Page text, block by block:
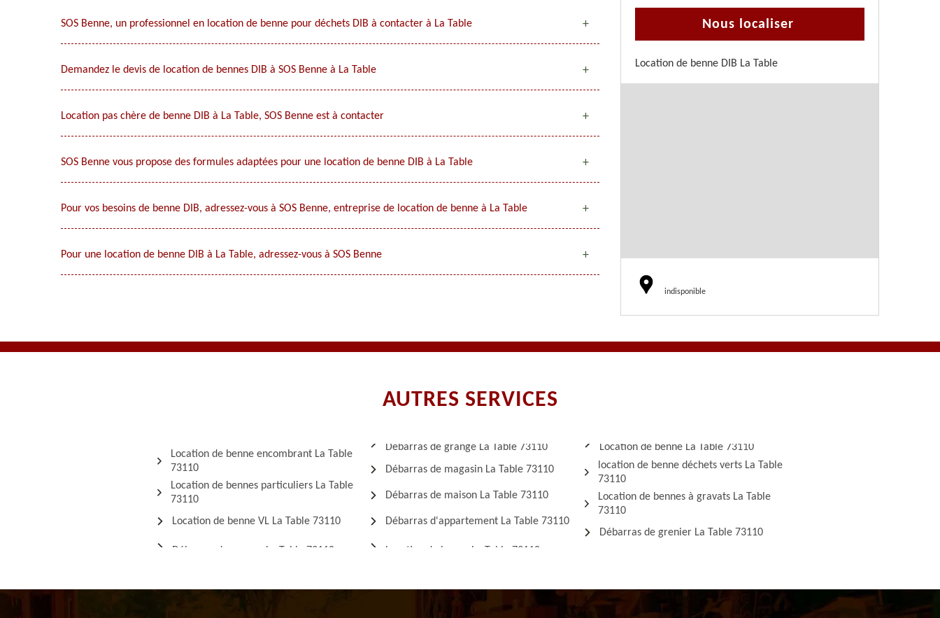
SOS Benne, un professionnel en location de benne pour déchets DIB à contacter à La Table
Demandez le devis de location de bennes DIB à SOS Benne à La Table
Location pas chère de benne DIB à La Table, SOS Benne est à contacter
SOS Benne vous propose des formules adaptées pour une location de benne DIB à La Table
Pour vos besoins de benne DIB, adressez-vous à SOS Benne, entreprise de location de benne à La Table
Pour une location de benne DIB à La Table, adressez-vous à SOS Benne
Nous localiser
Location de benne DIB La Table
indisponible
AUTRES SERVICES
Location de benne encombrant La Table
73110
Location de bennes particuliers La Table
73110
Location de benne VL La Table 73110
Débarras de grange La Table 73110
Débarras de magasin La Table 73110
Débarras de maison La Table 73110
Débarras d'appartement La Table 73110
Location de benne La Table 73110
location de benne déchets verts La Table
73110
Location de bennes à gravats La Table
73110
Débarras de grenier La Table 73110